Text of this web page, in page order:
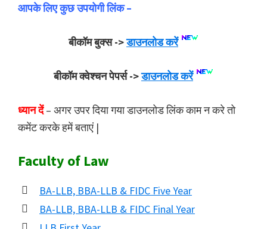
आपके लिए कुछ उपयोगी लिंक –
बीकॉम बुक्स ->डाउनलोड करें
बीकॉम क्वेश्चन पेपर्स ->डाउनलोड करें
ध्यान दें– अगर उपर दिया गया डाउनलोड लिंक काम न करे तो
कमेंट करके हमें बताएं |
Faculty of Law
BA-LLB, BBA-LLB & FIDC Five Year
BA-LLB, BBA-LLB & FIDC Final Year